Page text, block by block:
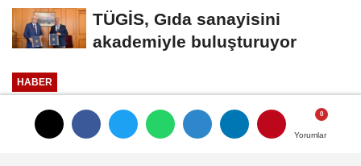
Yorumlar
TÜGİS, Gıda sanayisini
akademiyle buluşturuyor
HABER
PizzaLazza'dan çikolatanın akışına
Yorumlar